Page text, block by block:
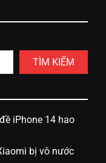
TÌM KIẾM
iPhone 14 hao
bị vô nước